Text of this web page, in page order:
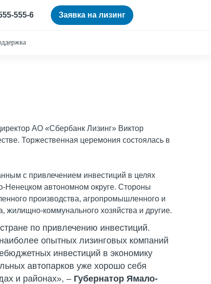
555-6 Заявка на лизинг
АО «Сбербанк Лизинг» Виктор
Торжественная церемония состоялась в
с привлечением инвестиций в целях
Ненецком автономном округе. Стороны
производства, агропромышленного и
жилищно-коммунального хозяйства и другие.
по привлечению инвестиций.
опытных лизинговых компаний
инвестиций в экономику
автопарков уже хорошо себя
и районах», – Губернатор Ямало-